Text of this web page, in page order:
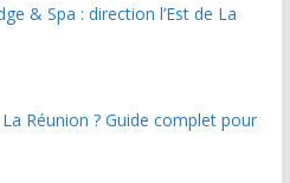
& Spa : direction l’Est de La
Réunion ? Guide complet pour